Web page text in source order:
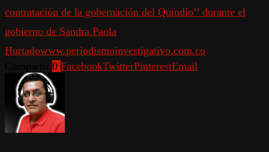
contratación de la gobernación del Quindío’’ durante el
gobierno de Sandra Paola
Hurtadowww.periodismoinvestigativo.com.co
0 FacebookTwitterPinterestEmail